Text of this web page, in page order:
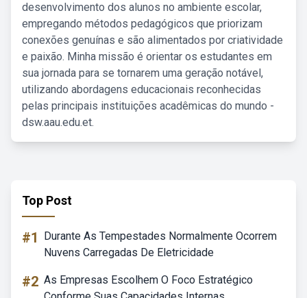
desenvolvimento dos alunos no ambiente escolar,
empregando métodos pedagógicos que priorizam
conexões genuínas e são alimentados por criatividade
e paixão. Minha missão é orientar os estudantes em
sua jornada para se tornarem uma geração notável,
utilizando abordagens educacionais reconhecidas
pelas principais instituições acadêmicas do mundo -
dsw.aau.edu.et.
Top Post
#1
Durante As Tempestades Normalmente Ocorrem
Nuvens Carregadas De Eletricidade
#2 As Empresas Escolhem O Foco Estratégico